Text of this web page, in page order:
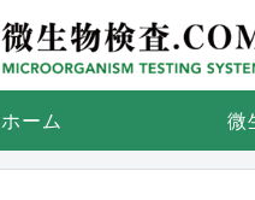
ホーム 微